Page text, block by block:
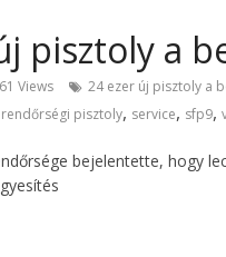
pisztoly a
Views 24 ezer új pisztoly a
rendőrségi pisztoly, service, sfp9,
bejelentette, hogy